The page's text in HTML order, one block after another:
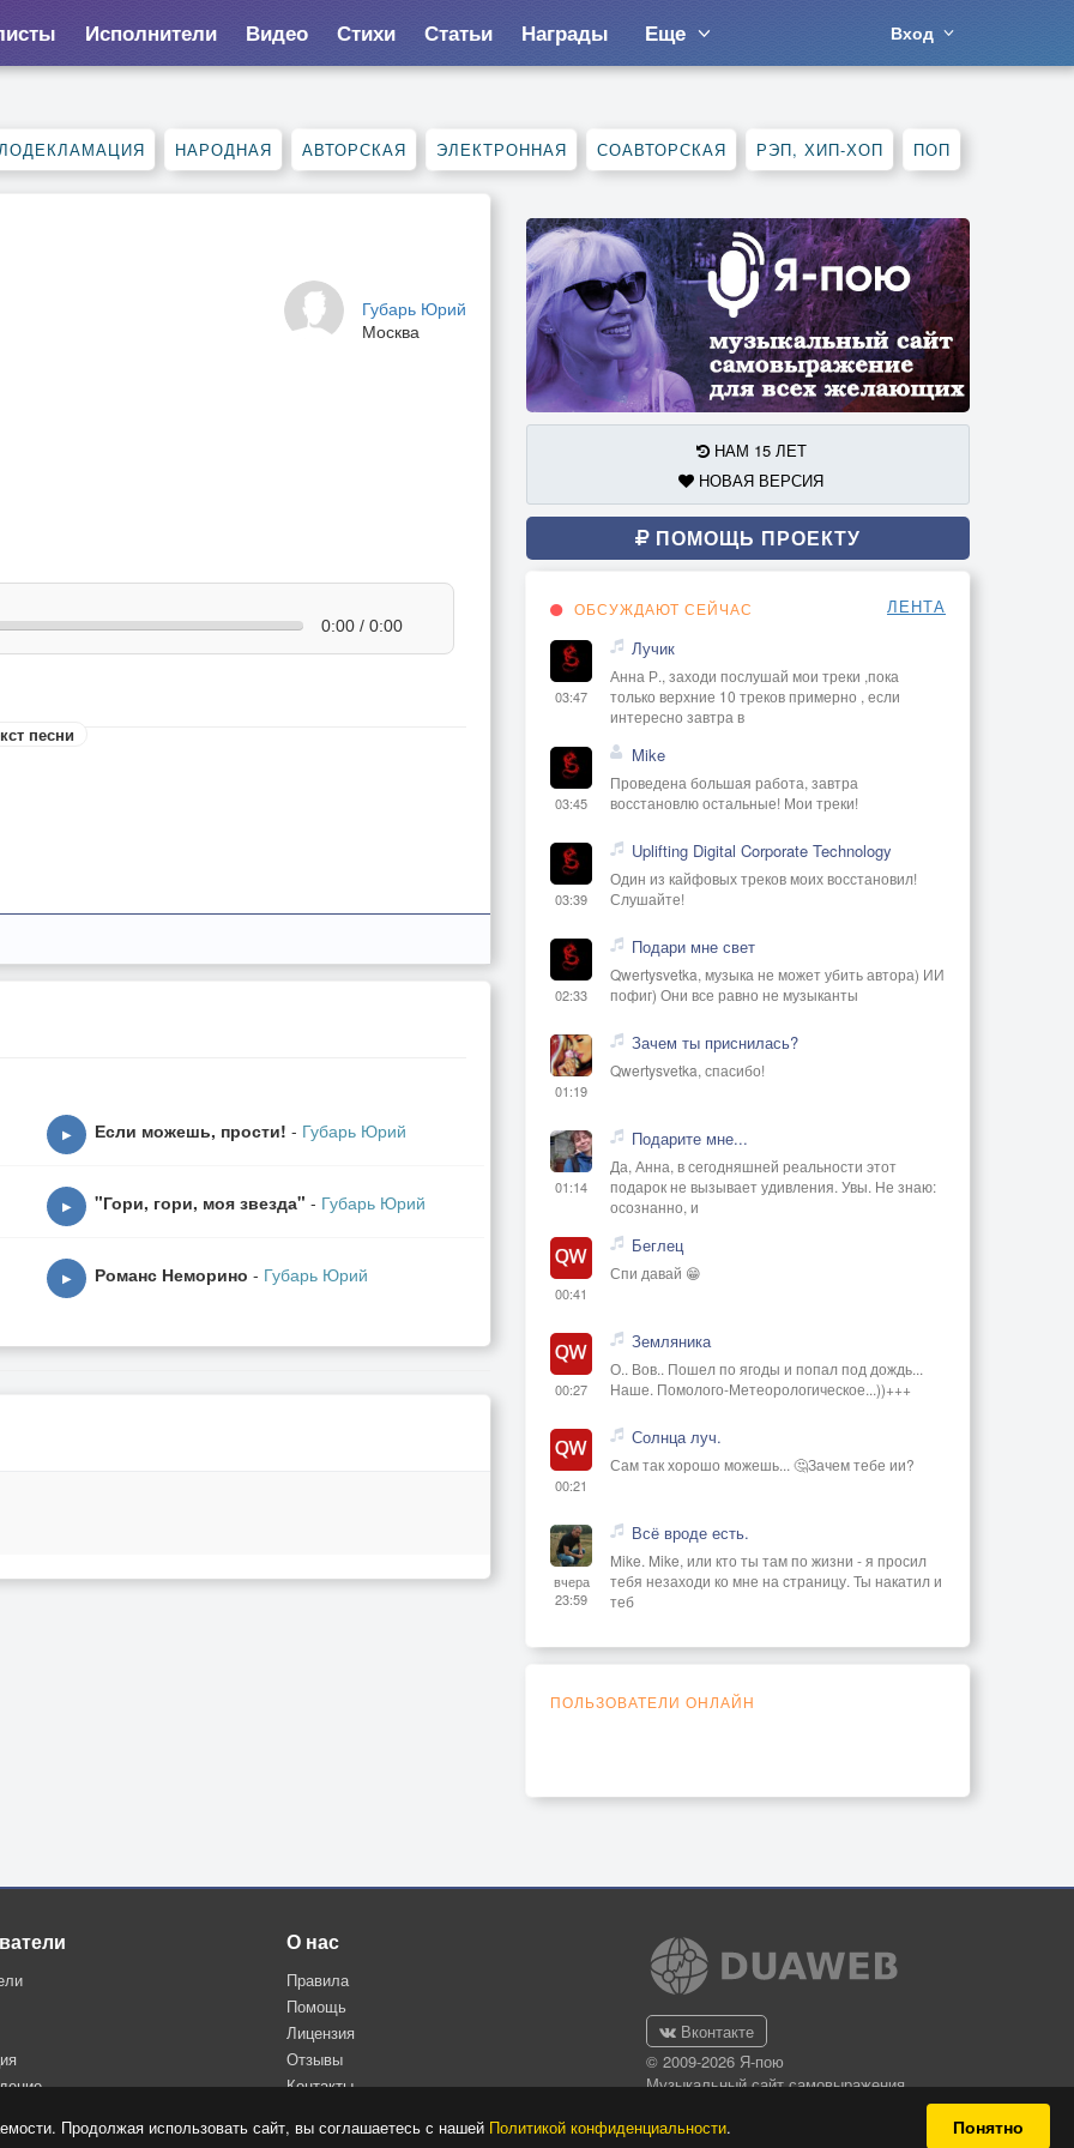
Продолжая использовать сайт, вы соглашаетесь с нашей Политикой конфиденциальности. Понятно
Исполнители Видео Стихи Статьи Награды Еще Вход
НАРОДНАЯ АВТОРСКАЯ ЭЛЕКТРОННАЯ СОАВТОРСКАЯ РЭП, ХИП-ХОП ПОП
Губарь Юрий
Москва
0:00 / 0:00
песни
▶ Если можешь, прости! - Губарь Юрий
▶ "Гори, гори, моя звезда" - Губарь Юрий
▶ Романс Неморино - Губарь Юрий
НАМ 15 ЛЕТ
НОВАЯ ВЕРСИЯ
ПОМОЩЬ ПРОЕКТУ
ОБСУЖДАЮТ СЕЙЧАС ЛЕНТА
03:47
Лучик
Анна Р., заходи послушай мои треки ,пока
только верхние 10 треков примерно , если
интересно завтра в
03:45
Mike
Проведена большая работа, завтра
восстановлю остальные! Мои треки!
03:39
Uplifting Digital Corporate Technology
Один из кайфовых треков моих восстановил!
Слушайте!
02:33
Подари мне свет
Qwertysvetka, музыка не может убить автора) ИИ
пофиг) Они все равно не музыканты
01:19
Зачем ты приснилась?
Qwertysvetka, спасибо!
01:14
Подарите мне...
Да, Анна, в сегодняшней реальности этот
подарок не вызывает удивления. Увы. Не знаю:
осознанно, и
00:41
Беглец
Спи давай 😁
00:27
Земляника
О.. Вов.. Пошел по ягоды и попал под дождь...
Наше. Помолого-Метеорологическое...))+++
00:21
Солнца луч.
Сам так хорошо можешь... 🤔Зачем тебе ии?
вчера
23:59
Всё вроде есть.
Mike. Mike, или кто ты там по жизни - я просил
тебя незаходи ко мне на страницу. Ты накатил и
теб
ПОЛЬЗОВАТЕЛИ ОНЛАЙН
О нас
Правила
Помощь
Лицензия
Отзывы
Контакты
Вконтакте
© 2009-2026 Я-пою
Музыкальный сайт самовыражения